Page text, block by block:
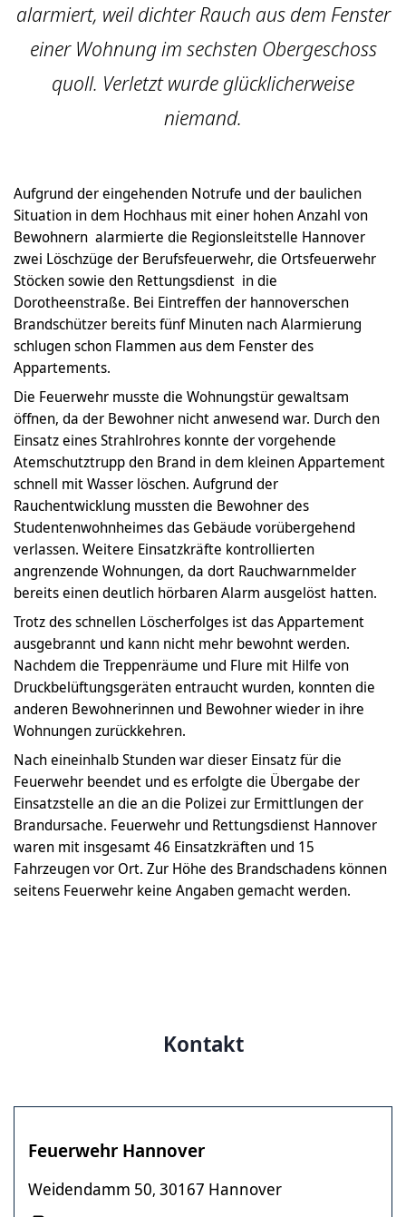
alarmiert, weil dichter Rauch aus dem Fenster
einer Wohnung im sechsten Obergeschoss
quoll. Verletzt wurde glücklicherweise
niemand.
Aufgrund der eingehenden Notrufe und der baulichen
Situation in dem Hochhaus mit einer hohen Anzahl von
Bewohnern alarmierte die Regionsleitstelle Hannover
zwei Löschzüge der Berufsfeuerwehr, die Ortsfeuerwehr
Stöcken sowie den Rettungsdienst in die
Dorotheenstraße. Bei Eintreffen der hannoverschen
Brandschützer bereits fünf Minuten nach Alarmierung
schlugen schon Flammen aus dem Fenster des
Appartements.
Die Feuerwehr musste die Wohnungstür gewaltsam
öffnen, da der Bewohner nicht anwesend war. Durch den
Einsatz eines Strahlrohres konnte der vorgehende
Atemschutztrupp den Brand in dem kleinen Appartement
schnell mit Wasser löschen. Aufgrund der
Rauchentwicklung mussten die Bewohner des
Studentenwohnheimes das Gebäude vorübergehend
verlassen. Weitere Einsatzkräfte kontrollierten
angrenzende Wohnungen, da dort Rauchwarnmelder
bereits einen deutlich hörbaren Alarm ausgelöst hatten.
Trotz des schnellen Löscherfolges ist das Appartement
ausgebrannt und kann nicht mehr bewohnt werden.
Nachdem die Treppenräume und Flure mit Hilfe von
Druckbelüftungsgeräten entraucht wurden, konnten die
anderen Bewohnerinnen und Bewohner wieder in ihre
Wohnungen zurückkehren.
Nach eineinhalb Stunden war dieser Einsatz für die
Feuerwehr beendet und es erfolgte die Übergabe der
Einsatzstelle an die an die Polizei zur Ermittlungen der
Brandursache. Feuerwehr und Rettungsdienst Hannover
waren mit insgesamt 46 Einsatzkräften und 15
Fahrzeugen vor Ort. Zur Höhe des Brandschadens können
seitens Feuerwehr keine Angaben gemacht werden.
Kontakt
Feuerwehr Hannover
Weidendamm 50, 30167 Hannover